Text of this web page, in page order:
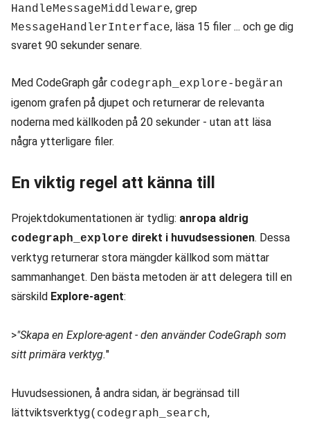
HandleMessageMiddleware, grep
MessageHandlerInterface, läsa 15 filer ... och ge dig
svaret 90 sekunder senare.
Med CodeGraph går codegraph_explore-begäran
igenom grafen på djupet och returnerar de relevanta
noderna med källkoden på 20 sekunder - utan att läsa
några ytterligare filer.
En viktig regel att känna till
Projektdokumentationen är tydlig: anropa aldrig
codegraph_explore direkt i huvudsessionen. Dessa
verktyg returnerar stora mängder källkod som mättar
sammanhanget. Den bästa metoden är att delegera till en
särskild Explore-agent:
>"Skapa en Explore-agent - den använder CodeGraph som
sitt primära verktyg."
Huvudsessionen, å andra sidan, är begränsad till
lättviktsverktyg(codegraph_search,